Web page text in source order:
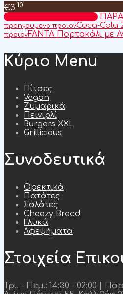
€3 .10
Προσθήκη στο καλάθι
προηγουμενο προιονCoca-Cola
προιονFANTA Πορτοκάλι με
Κύριο Menu
Πίτσες
Vegan
Ζυμαρικά
Πεϊνιρλί
Burgers XXL
Grillicious
Συνοδευτικά
Ορεκτικά
Πατάτες
Σαλάτες
Cheezy Bread
Γλυκά
Αφεψήματα
Στοιχεία
Τρι. - Πεμ.: 14:30 - 02:00 |